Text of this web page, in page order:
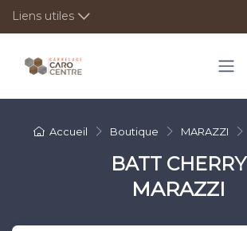
Liens utiles
Accueil Boutique MARAZZI
BATT CHERRY
MARAZZI